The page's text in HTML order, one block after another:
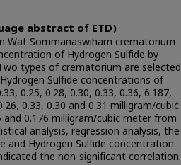
abstract of ETD)
Wat Sommanaswiharn crematorium
of Hydrogen Sulfide by
types of crematorium are selected
Sulfide concentrations of
0.25, 0.28, 0.30, 0.33, 0.36, 6.187,
0.33, 0.30 and 0.31 milligram/cubic
0.176 milligram/cubic meter from
analysis, regression analysis, the
Hydrogen Sulfide concentration
the non-significant correlation.